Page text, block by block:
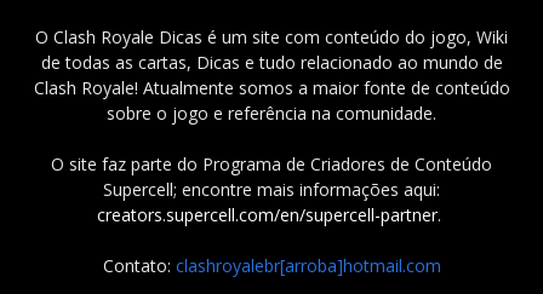
O Clash Royale Dicas é um site com conteúdo do jogo, Wiki
de todas as cartas, Dicas e tudo relacionado ao mundo de
Clash Royale! Atualmente somos a maior fonte de conteúdo
sobre o jogo e referência na comunidade.
O site faz parte do Programa de Criadores de Conteúdo
Supercell; encontre mais informações aqui:
creators.supercell.com/en/supercell-partner.
Contato: clashroyalebr[arroba]hotmail.com